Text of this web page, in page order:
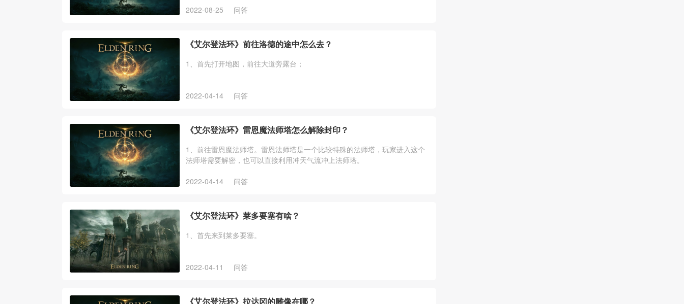
2022-08-25 问答
《艾尔登法环》前往洛德的途中怎么去？
1、首先打开地图，前往大道旁露台；
2022-04-14 问答
《艾尔登法环》雷恩魔法师塔怎么解除封印？
1、前往雷恩魔法师塔。雷恩法师塔是一个比较特殊的法师塔，玩家进入这个
法师塔需要解密，也可以直接利用冲天气流冲上法师塔。
2022-04-14 问答
《艾尔登法环》莱多要塞有啥？
1、首先来到莱多要塞。
2022-04-11 问答
《艾尔登法环》拉达冈的雕像在哪？